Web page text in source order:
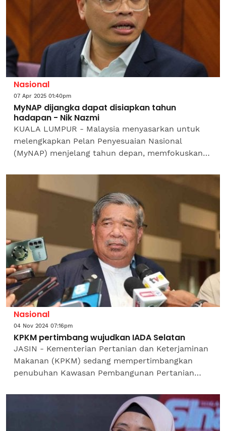
Nasional
07 Apr 2025 01:40pm
MyNAP dijangka dapat disiapkan tahun
hadapan - Nik Nazmi
KUALA LUMPUR - Malaysia menyasarkan untuk
melengkapkan Pelan Penyesuaian Nasional
(MyNAP) menjelang tahun depan, memfokuskan
penyesuaian. Menteri Sumber Asli dan...
Nasional
04 Nov 2024 07:16pm
KPKM pertimbang wujudkan IADA Selatan
JASIN - Kementerian Pertanian dan Keterjaminan
Makanan (KPKM) sedang mempertimbangkan
penubuhan Kawasan Pembangunan Pertanian
pesawah di Melaka, Negeri Sembilan...